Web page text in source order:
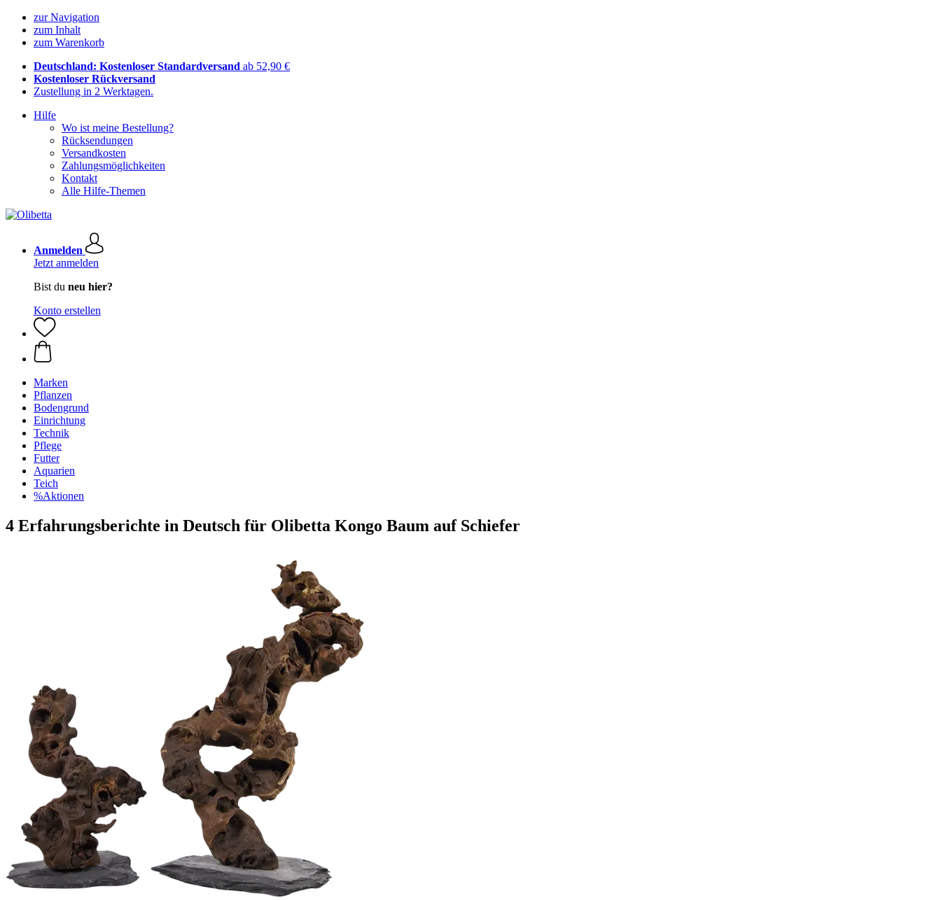
zur Navigation
zum Inhalt
zum Warenkorb
Deutschland: Kostenloser Standardversand ab 52,90 €
Kostenloser Rückversand
Zustellung in 2 Werktagen.
Hilfe
Wo ist meine Bestellung?
Rücksendungen
Versandkosten
Zahlungsmöglichkeiten
Kontakt
Alle Hilfe-Themen
Anmelden
Jetzt anmelden
Bist du neu hier?
Konto erstellen
Marken
Pflanzen
Bodengrund
Einrichtung
Technik
Pflege
Futter
Aquarien
Teich
%Aktionen
4 Erfahrungsberichte in Deutsch für Olibetta Kongo Baum auf Schiefer